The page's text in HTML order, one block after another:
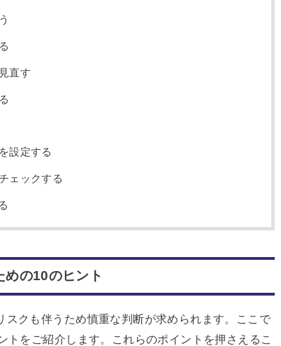
直す
設定する
ェックする
めの10のヒント
クも伴うため慎重な判断が求められます。ここで
をご紹介します。これらのポイントを押さえるこ